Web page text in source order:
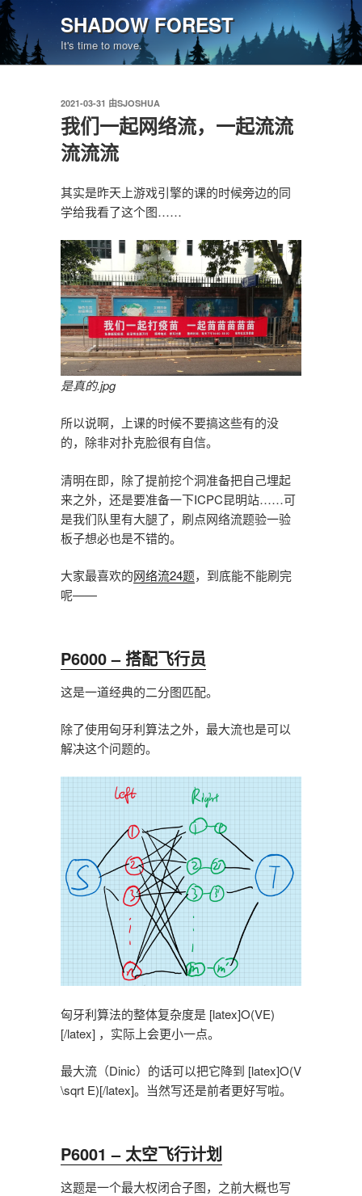
跳
至
内
容
SHADOW FOREST
It's time to move.
发
布
于
2021-03-31 由SJOSHUA
我们一起网络流，一起流流
流流流
其实是昨天上游戏引擎的课的时候旁边的同
学给我看了这个图……
是真的.jpg
所以说啊，上课的时候不要搞这些有的没
的，除非对扑克脸很有自信。
清明在即，除了提前挖个洞准备把自己埋起
来之外，还是要准备一下ICPC昆明站……可
是我们队里有大腿了，刷点网络流题验一验
板子想必也是不错的。
大家最喜欢的网络流24题，到底能不能刷完
呢——
P6000 – 搭配飞行员
这是一道经典的二分图匹配。
除了使用匈牙利算法之外，最大流也是可以
解决这个问题的。
匈牙利算法的整体复杂度是 [latex]O(VE)
[/latex] ，实际上会更小一点。
最大流（Dinic）的话可以把它降到 [latex]O(V
\sqrt E)[/latex]。当然写还是前者更好写啦。
P6001 – 太空飞行计划
这题是一个最大权闭合子图，之前大概也写